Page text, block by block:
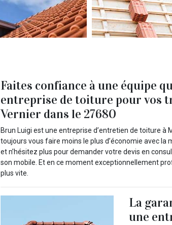
Faites confiance à une équipe
entreprise de toiture pour vos
Vernier dans le 27680
Brun Luigi est une entreprise d’entretien de toiture à
toujours vous faire moins le plus d’économie avec
et n’hésitez plus pour demander votre devis en
son mobile. Et en ce moment exceptionnellement
plus vite.
La
une